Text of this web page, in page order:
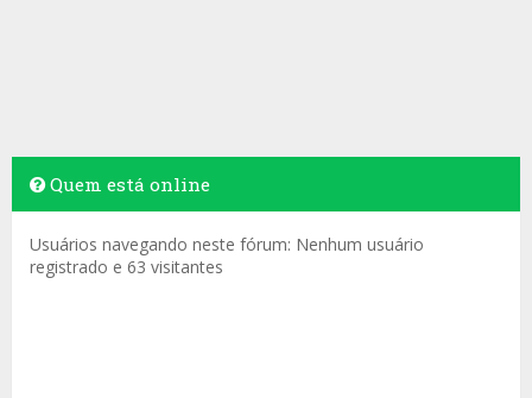
Quem está online
Usuários navegando neste fórum: Nenhum usuário
registrado e 63 visitantes